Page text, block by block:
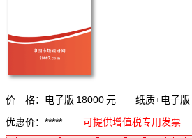
价 格：电子版 18000 元 纸质+电子版
优惠价：*****
可提供增值税专用发票